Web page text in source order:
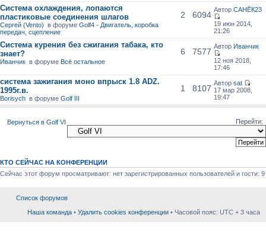
Система охлаждения, лопаются
пластиковые соединения шлагов
Сергей (Vento) в форумеGolf4 - Двигатель, коробка
передач, сцепление
2 6094
Автор САНЁК23
19 июн 2014,
21:26
Система курения без сжигания табака, кто
знает?
Иванчик в форуме Всё остальное
6 7577
Автор Иванчик
12 ноя 2018,
17:46
система зажигания моно впрыск 1.8 ADZ.
1995г.в.
Borisych в форумеGolf III
1 8107
Автор sat
17 мар 2008,
19:47
Вернуться в Golf VI Перейти:
КТО СЕЙЧАС НА КОНФЕРЕНЦИИ
Сейчас этот форум просматривают: нет зарегистрированных пользователей и гости: 9
Список форумов
Наша команда • Удалить cookies конференции • Часовой пояс: UTC + 3 часа